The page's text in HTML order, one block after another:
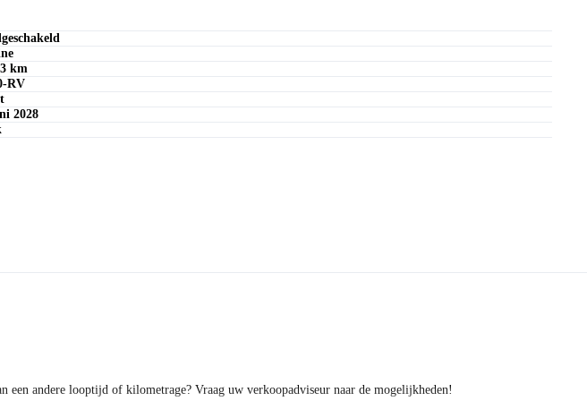
km
RV
2028
een andere looptijd of kilometrage? Vraag uw verkoopadviseur naar de mogelijkheden!